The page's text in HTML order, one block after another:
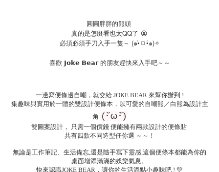
圓圓胖胖的熊頭
真的是怎麼看也太QQ了 😭
必須必須手刀入手一隻～ (๑•̀ㅁ•́๑)✧
喜歡 𝗝𝗼𝗸𝗲 𝗕𝗲𝗮𝗿 的朋友趕快來入手吧～～
一邊寫便條邊自嘲，就交給 JOKE BEAR 來幫你辦到 !
集趣味與實用於一體的雙設計便條本，以可愛的自嘲熊／白熊為設計主
角 (･ัω･ั)
雙圖案設計， 只需一個價錢 便能擁有兩款設計的便條貼
共有四款不同造型任你選 ～～！
無論是工作筆記、生活備忘,還是隨手寫下靈感,這個便條本都能為你的
桌面增添滿滿的娛樂氣息。
快來認識JOKE BEAR，讓你的生活添點小趣味吧 ! 💛